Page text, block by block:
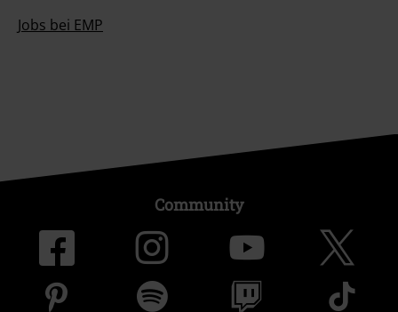
Jobs bei EMP
Community